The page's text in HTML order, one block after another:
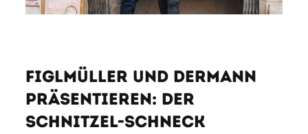
Figlmüller und DerMann
präsentieren: Der
Schnitzel-Schneck